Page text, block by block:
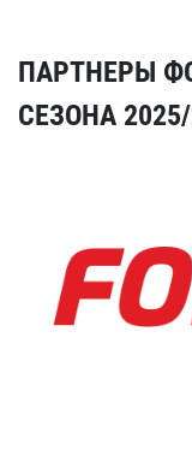
ПАРТНЕРЫ
СЕЗОНА